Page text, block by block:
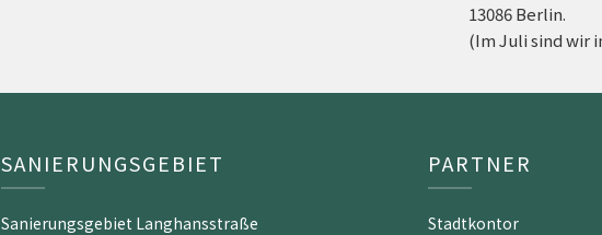
13086 Berlin.
(Im Juli sind wir
SANIERUNGSGEBIET
Sanierungsgebiet Langhansstraße
PARTNER
Stadtkontor